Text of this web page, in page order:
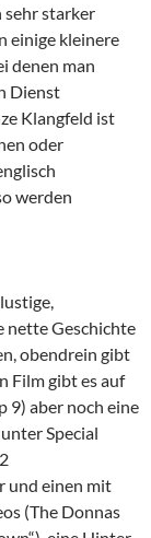
sehr starker
einige kleinere
denen man
Dienst
Klangfeld ist
oder
werden
nette Geschichte
obendrein gibt
Film gibt es auf
9) aber noch eine
Special
und einen mit
(The Donnas